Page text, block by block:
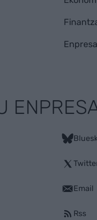
Email
Rss